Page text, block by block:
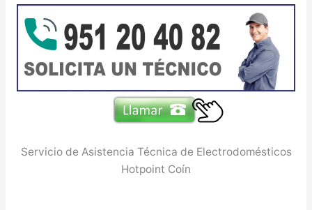
Servicio de Asistencia Técnica de Electrodomésticos
Hotpoint Coín